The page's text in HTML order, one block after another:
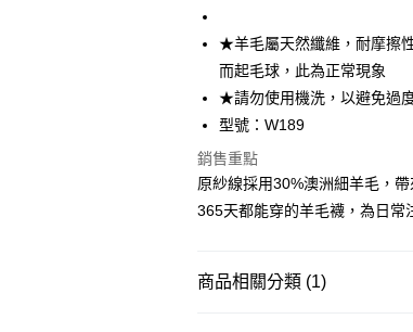
全家取貨付款
每筆NT$100，滿NT$888(含以
付款後全家取貨
每筆NT$100，滿NT$888(含以
7-11取貨付款
每筆NT$100，滿NT$888(含以
每筆NT$100，滿NT$888(含以
★羊毛屬天然纖維，耐摩擦
而起毛球，此為正常現象
★請勿使用機洗，以避免過
型號：W189
銷售重點
原紗線採用30%澳洲細羊毛，
365天都能穿的羊毛襪，為日常
商品相關分類 (1)